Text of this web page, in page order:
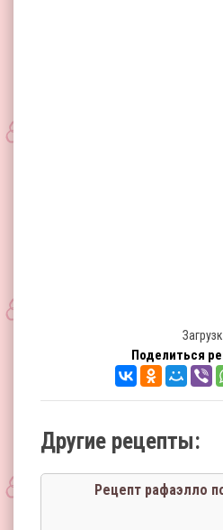
Поделиться
Другие рецепты:
Рецепт рафаэлло